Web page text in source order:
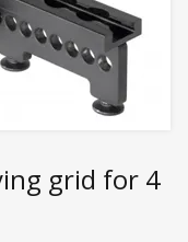
grid for 4